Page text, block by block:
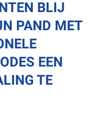
BLIJ
PAND MET
EEN
TE